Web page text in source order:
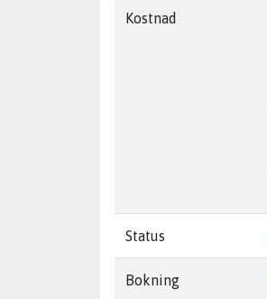
Kostnad
Status
Bokning